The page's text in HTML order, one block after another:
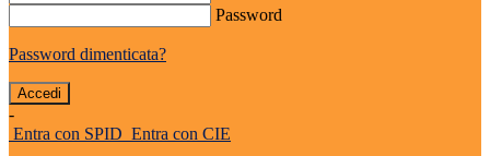
Password
Password dimenticata?
-
Entra con SPID Entra con CIE